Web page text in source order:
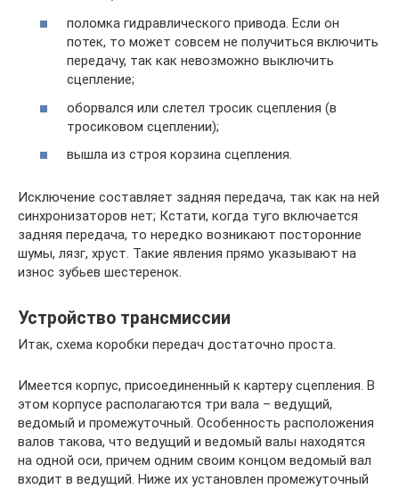
поломка гидравлического привода. Если он
потек, то может совсем не получиться включить
передачу, так как невозможно выключить
сцепление;
оборвался или слетел тросик сцепления (в
тросиковом сцеплении);
вышла из строя корзина сцепления.
Исключение составляет задняя передача, так как на ней
синхронизаторов нет; Кстати, когда туго включается
задняя передача, то нередко возникают посторонние
шумы, лязг, хруст. Такие явления прямо указывают на
износ зубьев шестеренок.
Устройство трансмиссии
Итак, схема коробки передач достаточно проста.
Имеется корпус, присоединенный к картеру сцепления. В
этом корпусе располагаются три вала – ведущий,
ведомый и промежуточный. Особенность расположения
валов такова, что ведущий и ведомый валы находятся
на одной оси, причем одним своим концом ведомый вал
входит в ведущий. Ниже их установлен промежуточный